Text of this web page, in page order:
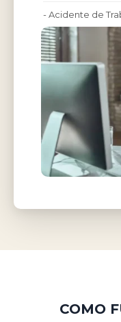
- Acidente de
COMO